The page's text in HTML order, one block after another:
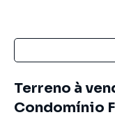
Terreno à
Condomínio